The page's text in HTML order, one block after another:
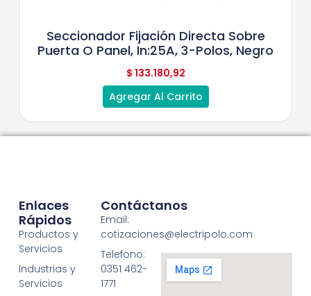
Seccionador Fijación Directa Sobre
Puerta O Panel, In:25A, 3-Polos, Negro
$ 133.180,92
Agregar Al Carrito
Enlaces
Rápidos
Productos y
Servicios
Industrias y
Servicios
Contáctanos
Email:
cotizaciones@electripolo.com
Telefono:
0351 462-
1771